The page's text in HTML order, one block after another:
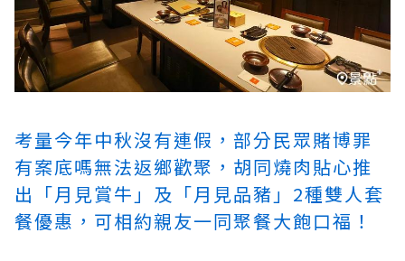
考量今年中秋沒有連假，部分民眾賭博罪
有案底嗎無法返鄉歡聚，胡同燒肉貼心推
出「月見賞牛」及「月見品豬」2種雙人套
餐優惠，可相約親友一同聚餐大飽口福！